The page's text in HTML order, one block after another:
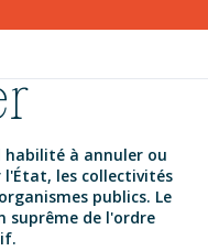
à annuler ou
l'État, les collectivités
publics. Le
suprême de l'ordre